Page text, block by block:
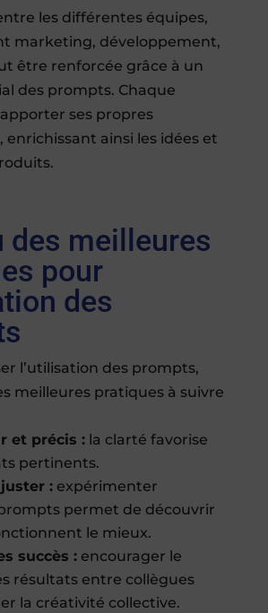
les différentes équipes,
marketing, développement,
être renforcée grâce à un
des prompts. Chaque
ses propres
enrichissant ainsi les idées et
des meilleures
pour
des
l’utilisation des prompts,
meilleures pratiques à suivre
et précis :la clarté favorise
pertinents.
:expérimenter
permet de découvrir
le mieux.
succès :encourager le
résultats entre collègues
la créativité collective.